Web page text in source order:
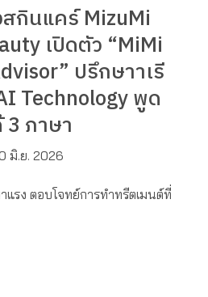
สกินแคร์ MizuMi
เปิดตัว “MiMi
ปรึกษาาเรี
Technology พูด
3 ภาษา
มิ.ย. 2026